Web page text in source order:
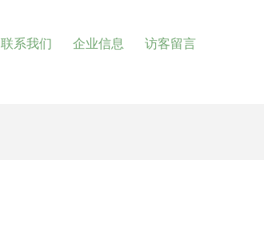
联系我们 企业信息 访客留言